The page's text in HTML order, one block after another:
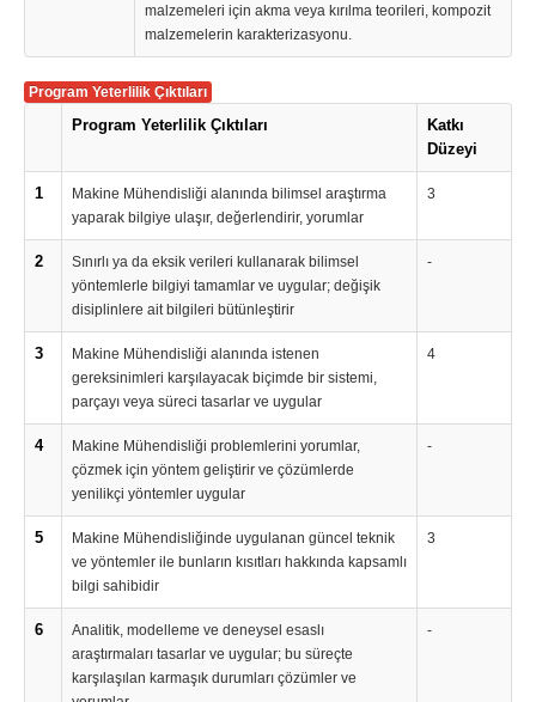
malzemeleri için akma veya kırılma teorileri, kompozit
malzemelerin karakterizasyonu.
Program Yeterlilik Çıktıları
Program Yeterlilik Çıktıları
Katkı
Düzeyi
1
Makine Mühendisliği alanında bilimsel araştırma
yaparak bilgiye ulaşır, değerlendirir, yorumlar
3
2
Sınırlı ya da eksik verileri kullanarak bilimsel
yöntemlerle bilgiyi tamamlar ve uygular; değişik
disiplinlere ait bilgileri bütünleştirir
-
3
Makine Mühendisliği alanında istenen
gereksinimleri karşılayacak biçimde bir sistemi,
parçayı veya süreci tasarlar ve uygular
4
4
Makine Mühendisliği problemlerini yorumlar,
çözmek için yöntem geliştirir ve çözümlerde
yenilikçi yöntemler uygular
-
5
Makine Mühendisliğinde uygulanan güncel teknik
ve yöntemler ile bunların kısıtları hakkında kapsamlı
bilgi sahibidir
3
6
Analitik, modelleme ve deneysel esaslı
araştırmaları tasarlar ve uygular; bu süreçte
karşılaşılan karmaşık durumları çözümler ve
-